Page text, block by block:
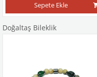
Sepete Ekle
Doğaltaş Bileklik